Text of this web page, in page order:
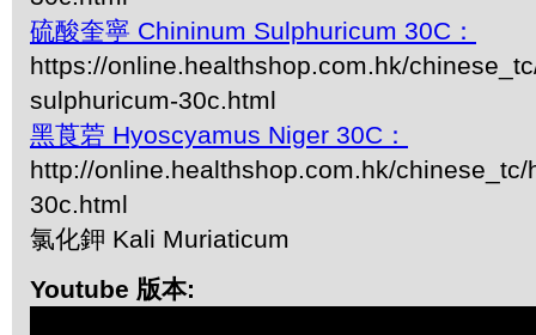
硫酸奎寧 Chininum Sulphuricum 30C：
https://online.healthshop.com.hk/
sulphuricum-30c.html
黑莨菪 Hyoscyamus Niger 30C：
http://online.healthshop.com.hk/
30c.html
氯化鉀 Kali Muriaticum
Youtube 版本: